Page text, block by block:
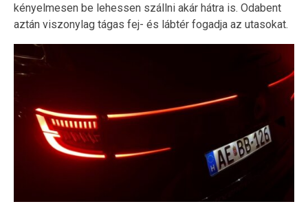
kényelmesen be lehessen szállni akár hátra is. Odabent
aztán viszonylag tágas fej- és lábtér fogadja az utasokat.